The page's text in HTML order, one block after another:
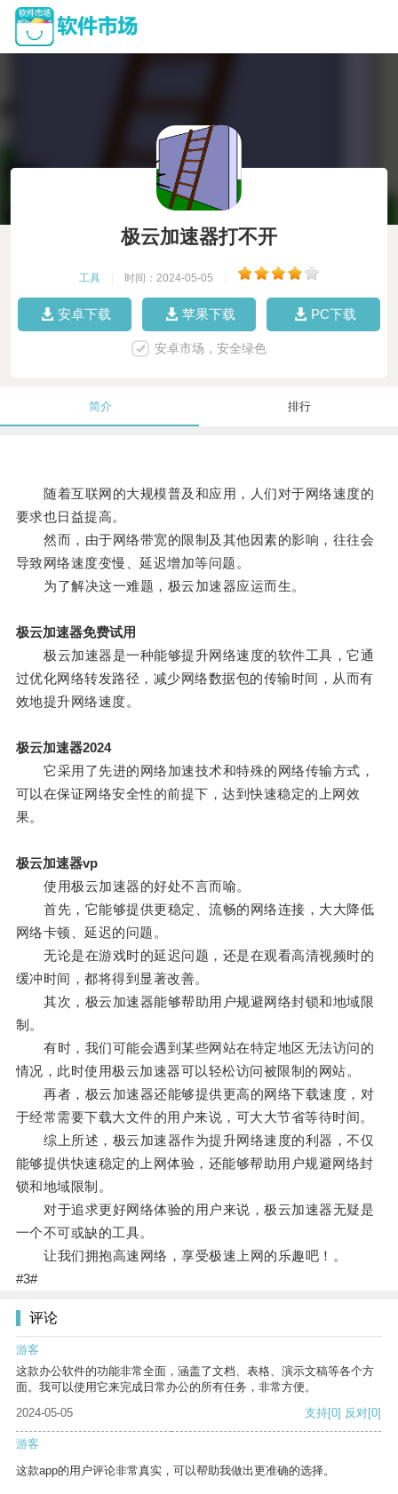
极云加速器打不开
工具 时间：2024-05-05
安卓下载 苹果下载 PC下载
安卓市场，安全绿色
简介 排行
随着互联网的大规模普及和应用，人们对于网络速度的
要求也日益提高。
然而，由于网络带宽的限制及其他因素的影响，往往会
导致网络速度变慢、延迟增加等问题。
为了解决这一难题，极云加速器应运而生。
极云加速器免费试用
极云加速器是一种能够提升网络速度的软件工具，它通
过优化网络转发路径，减少网络数据包的传输时间，从而有
效地提升网络速度。
极云加速器2024
它采用了先进的网络加速技术和特殊的网络传输方式，
可以在保证网络安全性的前提下，达到快速稳定的上网效
果。
极云加速器vp
使用极云加速器的好处不言而喻。
首先，它能够提供更稳定、流畅的网络连接，大大降低
网络卡顿、延迟的问题。
无论是在游戏时的延迟问题，还是在观看高清视频时的
缓冲时间，都将得到显著改善。
其次，极云加速器能够帮助用户规避网络封锁和地域限
制。
有时，我们可能会遇到某些网站在特定地区无法访问的
情况，此时使用极云加速器可以轻松访问被限制的网站。
再者，极云加速器还能够提供更高的网络下载速度，对
于经常需要下载大文件的用户来说，可大大节省等待时间。
综上所述，极云加速器作为提升网络速度的利器，不仅
能够提供快速稳定的上网体验，还能够帮助用户规避网络封
锁和地域限制。
对于追求更好网络体验的用户来说，极云加速器无疑是
一个不可或缺的工具。
让我们拥抱高速网络，享受极速上网的乐趣吧！。
#3#
评论
游客
这款办公软件的功能非常全面，涵盖了文档、表格、演示文稿等各个方
面。我可以使用它来完成日常办公的所有任务，非常方便。
2024-05-05
支持[0] 反对[0]
游客
这款app的用户评论非常真实，可以帮助我做出更准确的选择。